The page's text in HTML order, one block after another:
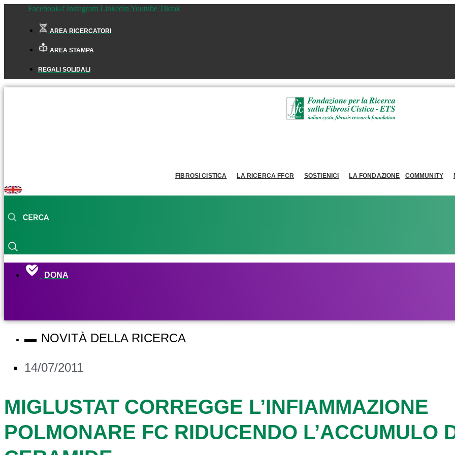
Facebook-f Instagram Linkedin Youtube Tiktok
AREA RICERCATORI
AREA STAMPA
REGALI SOLIDALI
FIBROSI CISTICA LA RICERCA FFCR SOSTIENICI LA FONDAZIONE COMMUNITY
DONA
NOVITÀ DELLA RICERCA
14/07/2011
MIGLUSTAT CORREGGE L’INFIAMMAZIONE
POLMONARE FC RIDUCENDO L’ACCUMULO